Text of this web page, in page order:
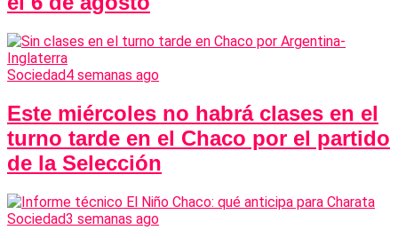
Sociedad4 semanas ago
Este miércoles no habrá clases en el
turno tarde en el Chaco por el partido
de la Selección
Sociedad3 semanas ago